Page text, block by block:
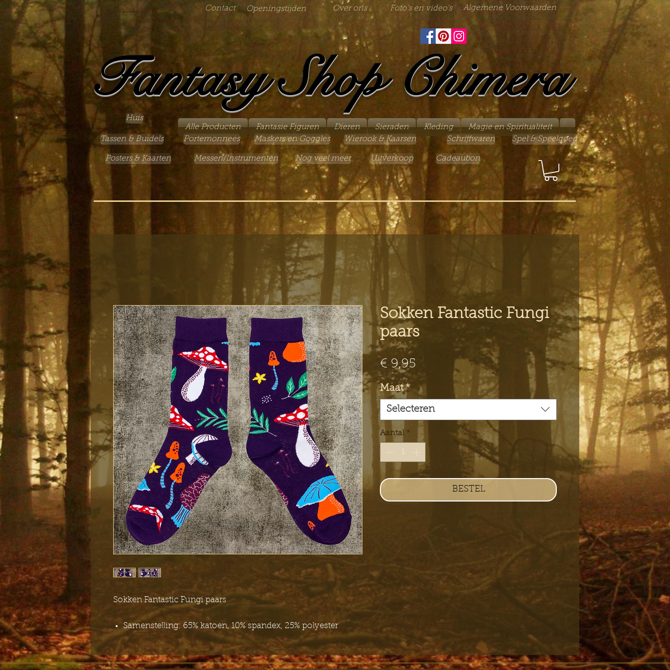
Contact Openingstijden Over ons Foto's en video's Algemene Voorwaarden
Fantasy Shop Chimera
Huis
Alle Producten
Fantasie Figuren Dieren Sieraden Kleding
Magie en Spiritualiteit
Tassen & Buidels
Portemonnees Maskers en Goggles Wierook & Kaarsen Schrijfwaren
Posters & Kaarten Messen/Instrumenten Nog veel meer Uitverkoop Cadeaubon
Spel & Speelgoed
Sokken Fantastic Fungi paars
Samenstelling: 65% katoen, 10% spandex, 25% polyester
Sokken Fantastic Fungi
paars
€ 9,95
Maat *
Selecteren
Aantal *
BESTEL